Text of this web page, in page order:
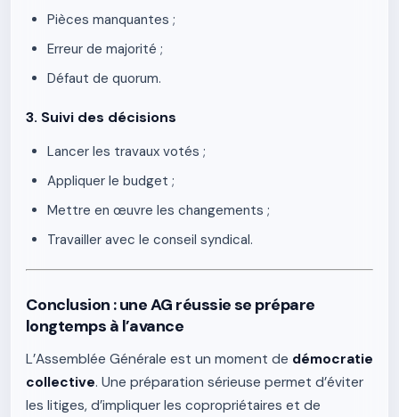
Pièces manquantes ;
Erreur de majorité ;
Défaut de quorum.
3. Suivi des décisions
Lancer les travaux votés ;
Appliquer le budget ;
Mettre en œuvre les changements ;
Travailler avec le conseil syndical.
Conclusion : une AG réussie se prépare
longtemps à l’avance
L’Assemblée Générale est un moment de démocratie
collective. Une préparation sérieuse permet d’éviter
les litiges, d’impliquer les copropriétaires et de